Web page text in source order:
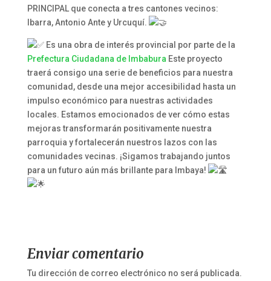
PRINCIPAL que conecta a tres cantones vecinos:
Ibarra, Antonio Ante y Urcuquí.
Es una obra de interés provincial por parte de la
Prefectura Ciudadana de Imbabura Este proyecto
traerá consigo una serie de beneficios para nuestra
comunidad, desde una mejor accesibilidad hasta un
impulso económico para nuestras actividades
locales. Estamos emocionados de ver cómo estas
mejoras transformarán positivamente nuestra
parroquia y fortalecerán nuestros lazos con las
comunidades vecinas. ¡Sigamos trabajando juntos
para un futuro aún más brillante para Imbaya!
Enviar comentario
Tu dirección de correo electrónico no será publicada.